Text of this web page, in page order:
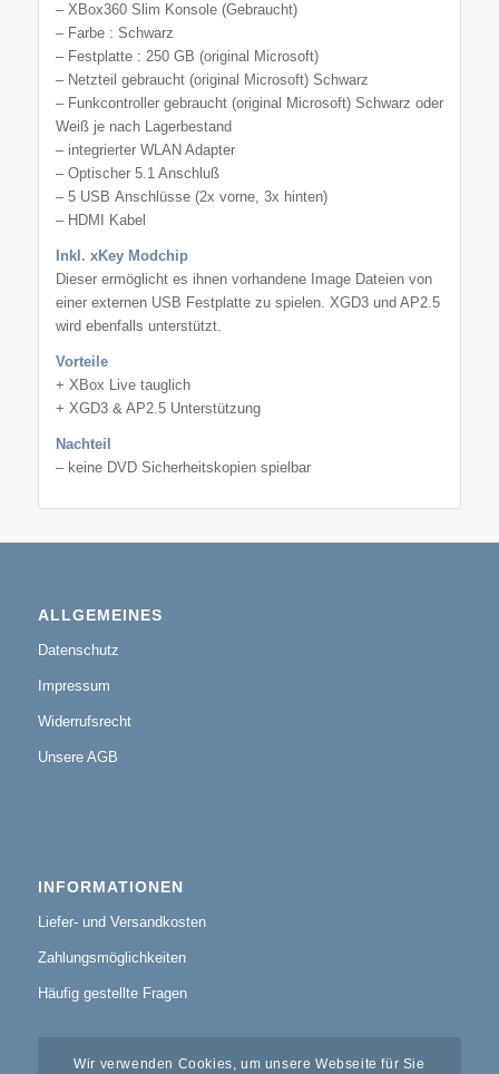
– XBox360 Slim Konsole (Gebraucht)
– Farbe : Schwarz
– Festplatte : 250 GB (original Microsoft)
– Netzteil gebraucht (original Microsoft) Schwarz
– Funkcontroller gebraucht (original Microsoft) Schwarz oder
Weiß je nach Lagerbestand
– integrierter WLAN Adapter
– Optischer 5.1 Anschluß
– 5 USB Anschlüsse (2x vorne, 3x hinten)
– HDMI Kabel
Inkl. xKey Modchip
Dieser ermöglicht es ihnen vorhandene Image Dateien von
einer externen USB Festplatte zu spielen. XGD3 und AP2.5
wird ebenfalls unterstützt.
Vorteile
+ XBox Live tauglich
+ XGD3 & AP2.5 Unterstützung
Nachteil
– keine DVD Sicherheitskopien spielbar
ALLGEMEINES
Datenschutz
Impressum
Widerrufsrecht
Unsere AGB
INFORMATIONEN
Liefer- und Versandkosten
Zahlungsmöglichkeiten
Häufig gestellte Fragen
Wir verwenden Cookies, um unsere Webseite für Sie